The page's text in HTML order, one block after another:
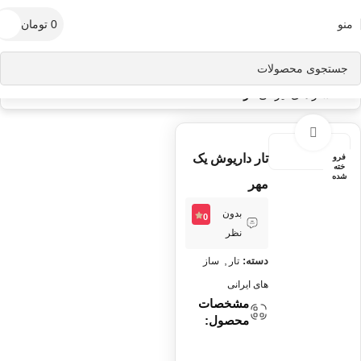
منو 0 تومان
فرو
خته
شده
تار داریوش یک
مهر
بدون
نظر
0
دسته: تار ساز
های ایرانی
مشخصات
محصول: